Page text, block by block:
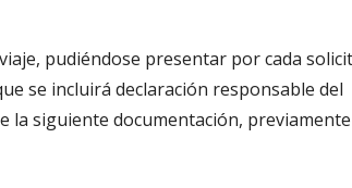
pudiéndose presentar por cada
se incluirá declaración responsable del
la siguiente documentación, previamente